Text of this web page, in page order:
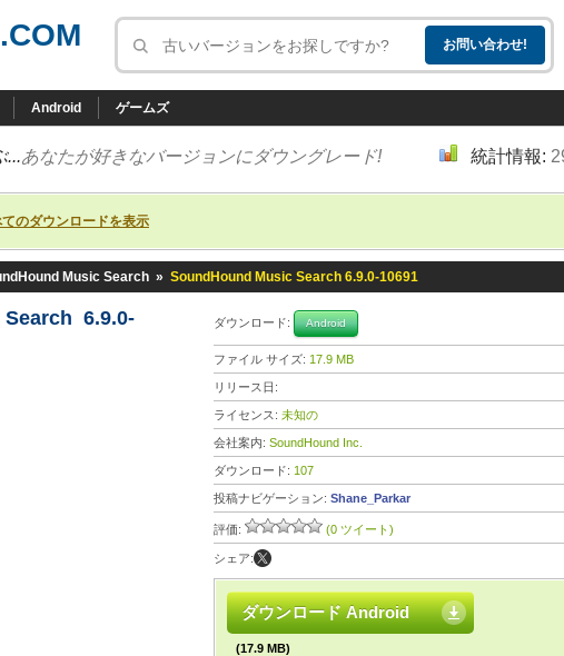
Android ゲームズ
...あなたが好きなバージョンにダウングレード! 統計情報:
のダウンロードを表示
Music Search » SoundHound Music Search 6.9.0-10691
6.9.0-
ダウンロード: Android
ファイル サイズ: 17.9 MB
リリース日:
ライセンス: 未知の
会社案内: SoundHound Inc.
ダウンロード: 107
投稿ナビゲーション: Shane_Parkar
評価: (0 ツイート)
シェア:
ダウンロード Android
(17.9 MB)